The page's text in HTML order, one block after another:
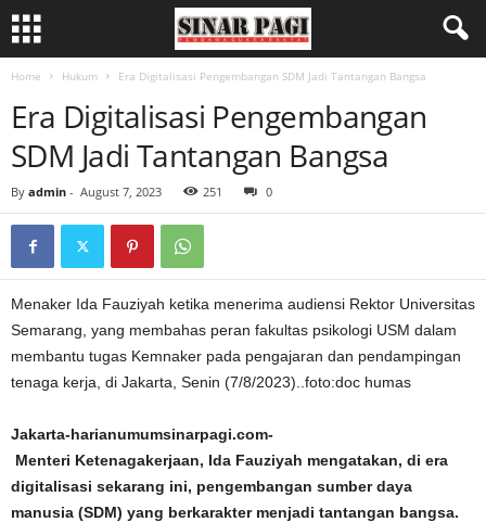
Home Hukum Era Digitalisasi Pengembangan SDM Jadi Tantangan Bangsa
Era Digitalisasi Pengembangan
SDM Jadi Tantangan Bangsa
By admin - August 7, 2023 251 0
Menaker Ida Fauziyah ketika menerima audiensi Rektor Universitas
Semarang, yang membahas peran fakultas psikologi USM dalam
membantu tugas Kemnaker pada pengajaran dan pendampingan
tenaga kerja, di Jakarta, Senin (7/8/2023)..foto:doc humas
Jakarta-harianumumsinarpagi.com-
Menteri Ketenagakerjaan, Ida Fauziyah mengatakan, di era
digitalisasi sekarang ini, pengembangan sumber daya
manusia (SDM) yang berkarakter menjadi tantangan bangsa.